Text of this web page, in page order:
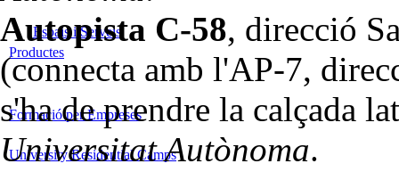
Espais i Serveis
Productes
Formació per Empreses
University Residential Camps
Autopista C-58, direcció
(connecta amb l'AP-7,
s'ha de prendre la calçada
Universitat Autònoma.